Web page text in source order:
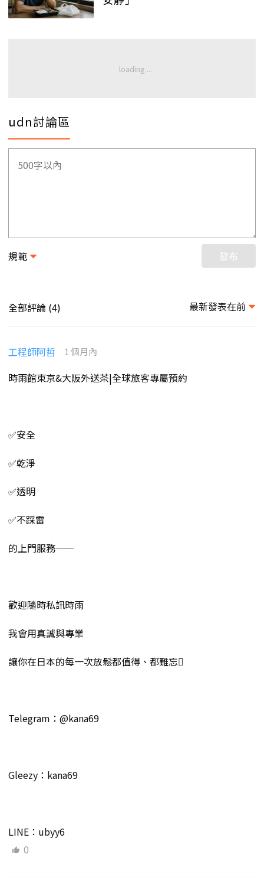
udn討論區
規範 發布
全部評論 (4) 最新發表在前
工程師阿哲 1 個月內
時雨館東京&大阪外送茶|全球旅客專屬預約
✅安全
✅乾淨
✅透明
✅不踩雷
的上門服務——
歡迎隨時私訊時雨
我會用真誠與專業
讓你在日本的每一次放鬆都值得、都難忘
Telegram：@kana69
Gleezy：kana69
LINE：ubyy6
0